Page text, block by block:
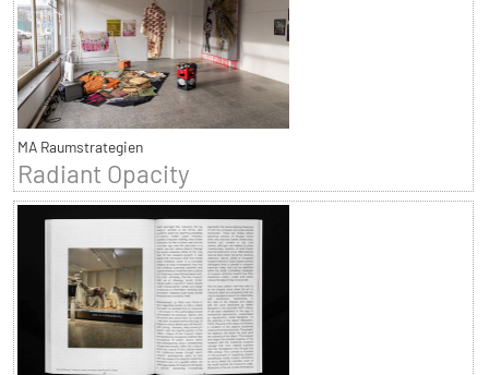
MA Raumstrategien
Radiant Opacity